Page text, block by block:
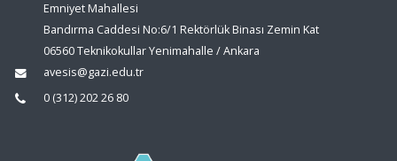
Emniyet Mahallesi
Bandırma Caddesi No:6/1 Rektörlük Binası Zemin Kat
06560 Teknikokullar Yenimahalle / Ankara
avesis@gazi.edu.tr
0 (312) 202 26 80